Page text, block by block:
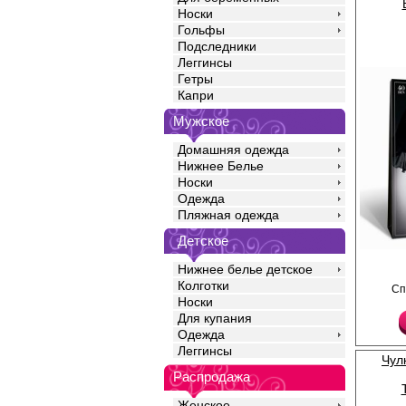
Носки
Гольфы
Подследники
Леггинсы
Гетры
Капри
Мужское
Домашняя одежда
Нижнее Белье
Носки
Одежда
Пляжная одежда
Детское
Нижнее белье детское
Колготки
Носки
Для купания
Одежда
Леггинсы
Распродажа
резинкой с рисунком
резинка на
фиксирует чулки на
превосходное
усиленный мысок
открытой и легкой
Полиамид 87%
Эластан 13%